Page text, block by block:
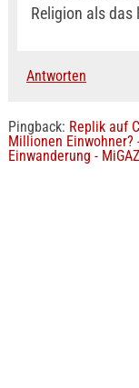
Religion als das
Antworten
Pingback: Replik auf
Millionen Einwohner?
Einwanderung -